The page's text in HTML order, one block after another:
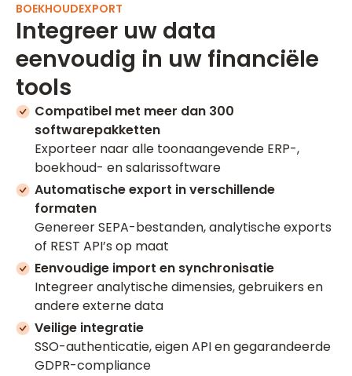
BOEKHOUDEXPORT
Integreer uw data
eenvoudig in uw financiële
tools
Compatibel met meer dan 300
softwarepakketten
Exporteer naar alle toonaangevende ERP-,
boekhoud- en salarissoftware
Automatische export in verschillende
formaten
Genereer SEPA-bestanden, analytische exports
of REST API’s op maat
Eenvoudige import en synchronisatie
Integreer analytische dimensies, gebruikers en
andere externe data
Veilige integratie
SSO-authenticatie, eigen API en gegarandeerde
GDPR-compliance